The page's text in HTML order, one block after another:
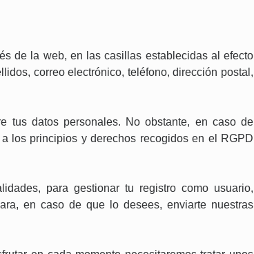
de la web, en las casillas establecidas al efecto
correo electrónico, teléfono, dirección postal,
tus datos personales. No obstante, en caso de
los principios y derechos recogidos en el RGPD
para gestionar tu registro como usuario,
en caso de que lo desees, enviarte nuestras